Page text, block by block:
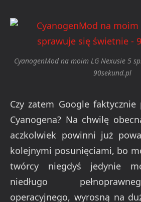
CyanogenMod na moim LG Nexusie 5
90sekund.pl
Czy zatem Google
Cyanogena? Na chwilę
aczkolwiek powinni już
kolejnymi posunięciami, bo
twórcy niegdyś jedynie
niedługo
operacyjnego, wyrosną na